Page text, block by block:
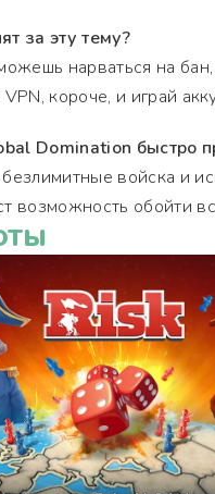
за эту тему?
нарваться на
короче, и играй
Domination быстро
войска и
возможность обойти